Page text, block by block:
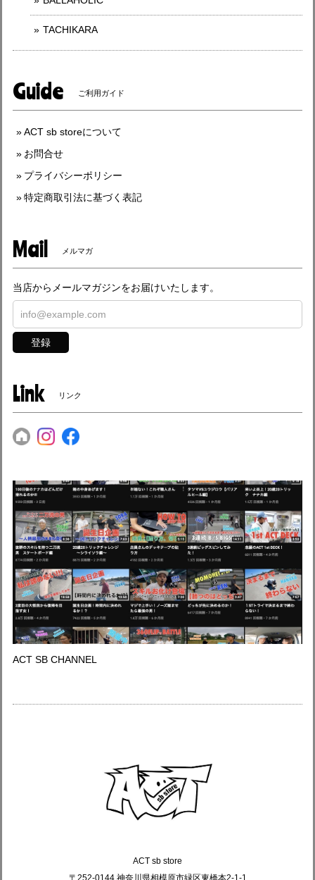
TACHIKARA
Guide ご利用ガイド
ACT sb storeについて
お問合せ
プライバシーポリシー
特定商取引法に基づく表記
Mail メルマガ
当店からメールマガジンをお届けいたします。
登録
Link リンク
ACT SB CHANNEL
ACT sb store
〒252-0144 神奈川県相模原市緑区東橋本2-1-1